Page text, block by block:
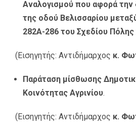
Αναλογισμού που αφορά την
της οδού Βελισσαρίου
282Α-286 του Σχεδίου Πόλης
(Εισηγητής: Αντιδήμαρχος κ.
Παράταση μίσθωσης
Κοινότητας Αγρινίου.
(Εισηγητής: Αντιδήμαρχος κ.